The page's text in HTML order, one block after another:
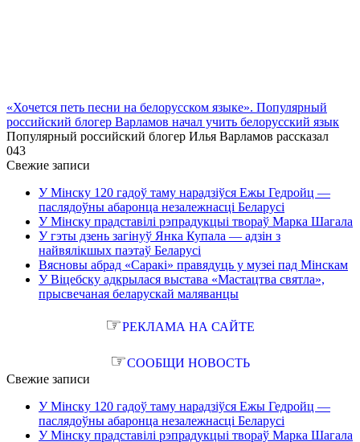
«Хочется петь песни на белорусском языке». Популярный
российский блогер Варламов начал учить белорусский язык
Популярный российский блогер Илья Варламов рассказал
043
Свежие записи
У Мінску 120 гадоў таму нарадзіўся Ежы Гедройц —
паслядоўны абаронца незалежнасці Беларусі
У Мінску прадставілі рэпрадукцыі твораў Марка Шагала
У гэты дзень загінуў Янка Купала — адзін з
найвялікшых паэтаў Беларусі
Вясновы абрад «Саракі» правядуць у музеі пад Мінскам
У Віцебску адкрылася выстава «Мастацтва святла»,
прысвечаная беларускай маляванцы
☞РЕКЛАМА НА САЙТЕ
☞СООБЩИ НОВОСТЬ
Свежие записи
У Мінску 120 гадоў таму нарадзіўся Ежы Гедройц —
паслядоўны абаронца незалежнасці Беларусі
У Мінску прадставілі рэпрадукцыі твораў Марка Шагала